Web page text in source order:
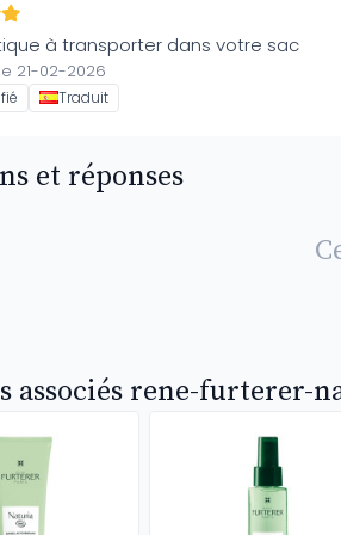
à transporter dans votre sac
21-02-2026
Traduit
et réponses
associés rene-furterer-